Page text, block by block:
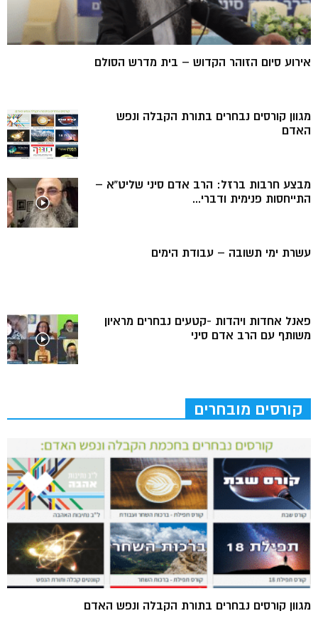
אירוע סיום הזוהר הקדוש – בית מדרש הסולם
מגוון קורסים נבחרים בתורת הקבלה ונפש
האדם
מבצע חרבות ברזל: הרב אדם סיני שליט”א –
התייחסות פנימית ודברי...
עשרת ימי תשובה – עבודת הימים
פאנל אחדות ויהדות -קטעים נבחרים מראיון
משותף עם הרב אדם סיני
קורסים מובחרים
מגוון קורסים נבחרים בתורת הקבלה ונפש האדם